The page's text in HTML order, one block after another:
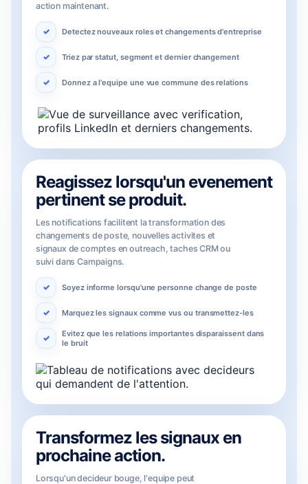
action maintenant.
Detectez nouveaux roles et changements d'entreprise
Triez par statut, segment et dernier changement
Donnez a l'equipe une vue commune des relations
Reagissez lorsqu'un evenement
pertinent se produit.
Les notifications facilitent la transformation des
changements de poste, nouvelles activites et
signaux de comptes en outreach, taches CRM ou
suivi dans Campaigns.
Soyez informe lorsqu'une personne change de poste
Marquez les signaux comme vus ou transmettez-les
Evitez que les relations importantes disparaissent dans
le bruit
Transformez les signaux en
prochaine action.
Lorsqu'un decideur bouge, l'equipe peut